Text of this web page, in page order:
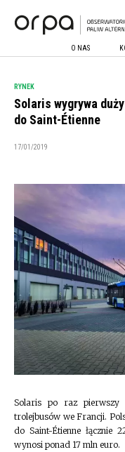
O NAS
RYNEK
Solaris wygrywa
do Saint-Étienne
17/01/2019
Solaris po raz
trolejbusów we Francji.
do Saint-Étienne łącznie
wynosi ponad 17 mln euro.